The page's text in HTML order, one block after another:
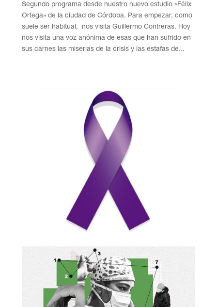
Segundo programa desde nuestro nuevo estudio «Félix
Ortega» de la ciudad de Córdoba. Para empezar, como
suele ser habitual, nos visita Guillermo Contreras. Hoy
nos visita una voz anónima de esas que han sufrido en
sus carnes las miserias de la crisis y las estafas de...